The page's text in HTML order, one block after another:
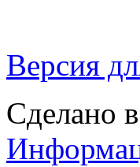
Версия
Сделано